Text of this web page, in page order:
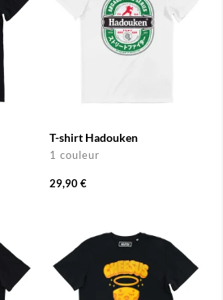
T-shirt Hadouken
1 couleur
29,90 €